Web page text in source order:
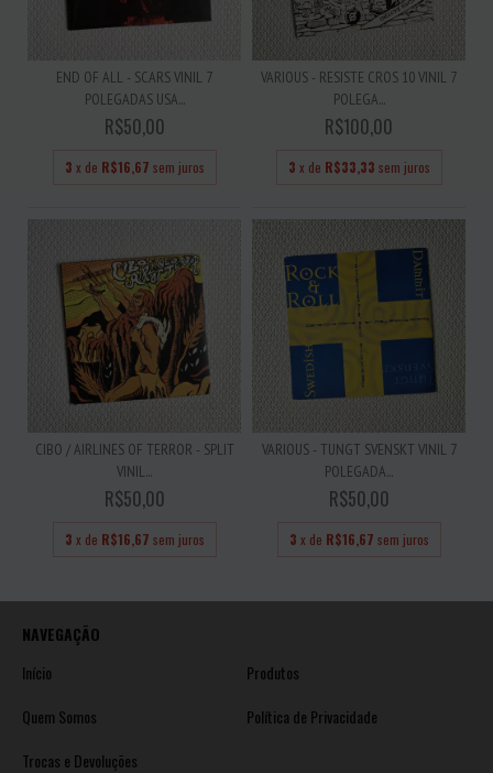
END OF ALL - SCARS VINIL 7
POLEGADAS USA...
R$50,00
3 x de R$16,67 sem juros
VARIOUS - RESISTE CROS 10 VINIL 7
POLEGA...
R$100,00
3 x de R$33,33 sem juros
CIBO / AIRLINES OF TERROR - SPLIT
VINIL...
R$50,00
3 x de R$16,67 sem juros
VARIOUS - TUNGT SVENSKT VINIL 7
POLEGADA...
R$50,00
3 x de R$16,67 sem juros
NAVEGAÇÃO
Início
Produtos
Quem Somos
Política de Privacidade
Trocas e Devoluções